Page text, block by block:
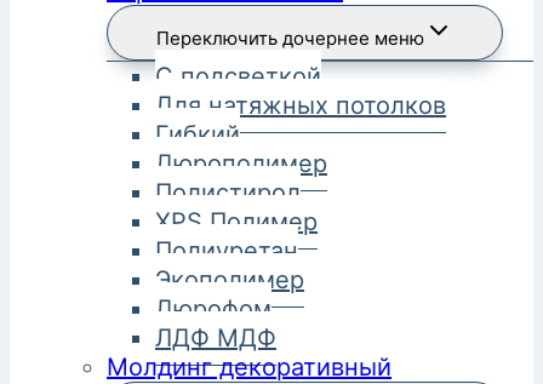
Переключить дочернее меню
С подсветкой
Для натяжных потолков
Гибкий
Дюрополимер
Полистирол
XPS Полимер
Полиуретан
Экополимер
Дюрофом
ЛДФ МДФ
Молдинг декоративный